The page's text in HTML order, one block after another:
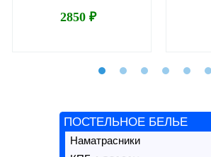
ПОСТЕЛЬНОЕ БЕЛЬЕ
Наматрасники
2850 ₽